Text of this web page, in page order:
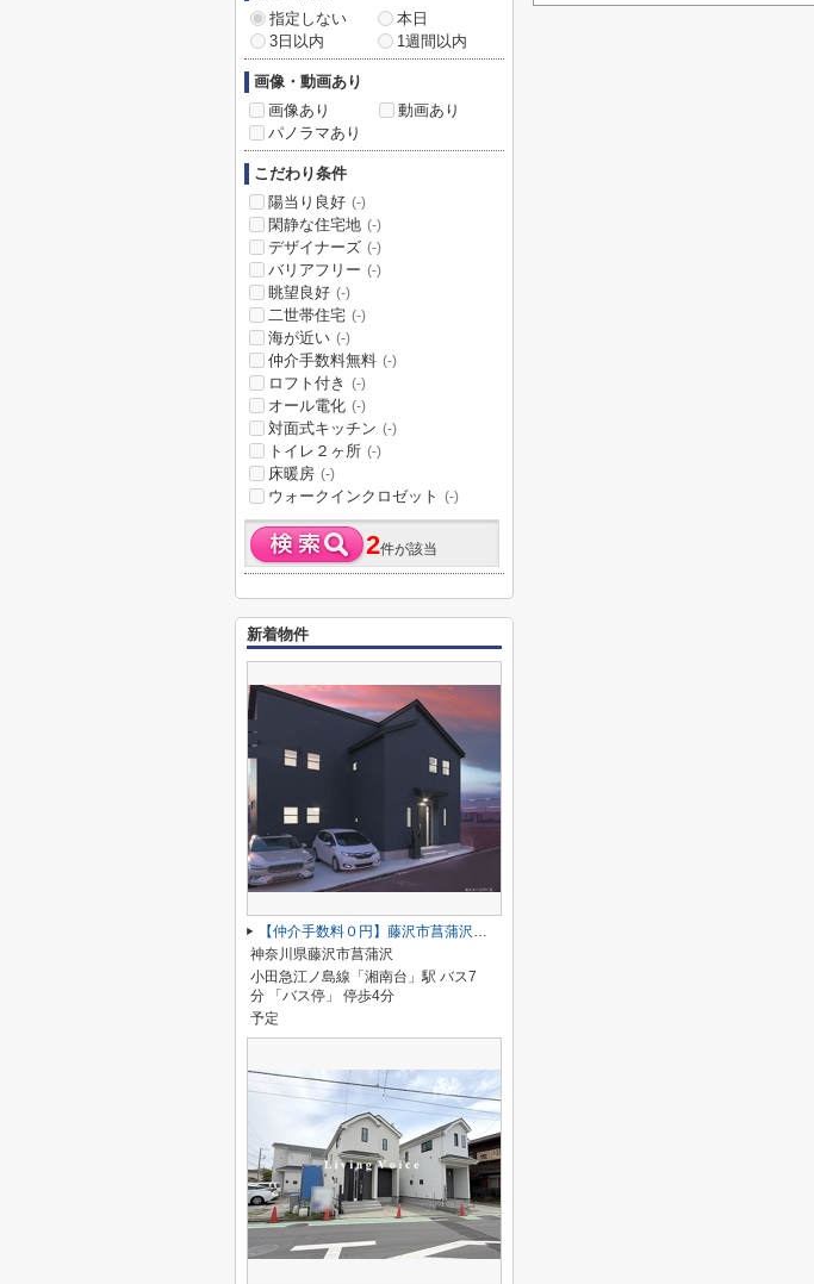
指定しない
本日
3日以内
1週間以内
画像・動画あり
画像あり
動画あり
パノラマあり
こだわり条件
陽当り良好 (-)
閑静な住宅地 (-)
デザイナーズ (-)
バリアフリー (-)
眺望良好 (-)
二世帯住宅 (-)
海が近い (-)
仲介手数料無料 (-)
ロフト付き (-)
オール電化 (-)
対面式キッチン (-)
トイレ２ヶ所 (-)
床暖房 (-)
ウォークインクロゼット (-)
2件が該当
新着物件
【仲介手数料０円】藤沢市菖蒲沢第4 新築一戸建て
神奈川県藤沢市菖蒲沢
小田急江ノ島線「湘南台」駅 バス7
分 「バス停」 停歩4分
予定